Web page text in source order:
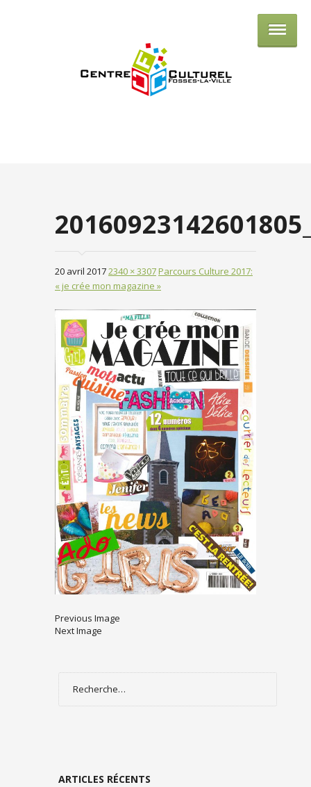
Centre culturel de Fosses-la-Ville
20 avril 20172340 × 3307Parcours Culture 2017:
« je crée mon magazine »
Previous Image
Next Image
ARTICLES RÉCENTS